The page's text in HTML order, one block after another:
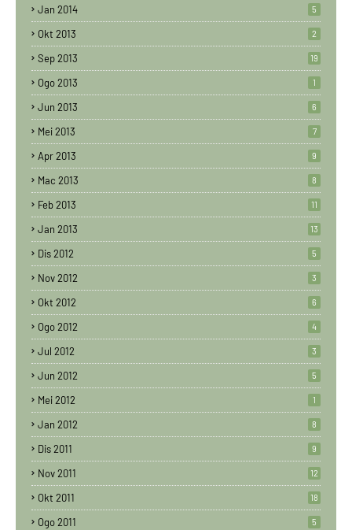
Jan 2014 5
Okt 2013 2
Sep 2013 19
Ogo 2013 1
Jun 2013 6
Mei 2013 7
Apr 2013 9
Mac 2013 8
Feb 2013 11
Jan 2013 13
Dis 2012 5
Nov 2012 3
Okt 2012 6
Ogo 2012 4
Jul 2012 3
Jun 2012 5
Mei 2012 1
Jan 2012 8
Dis 2011 9
Nov 2011 12
Okt 2011 18
Ogo 2011 5